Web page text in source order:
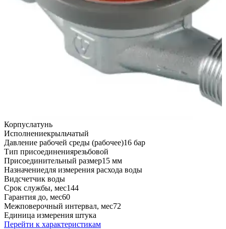
Корпуслатунь
Исполнениекрыльчатый
Давление рабочей среды (рабочее)16 бар
Тип присоединениярезьбовой
Присоединительный размер15 мм
Назначениедля измерения расхода воды
Видсчетчик воды
Срок службы, мес144
Гарантия до, мес60
Межповерочный интервал, мес72
Единица измерения штука
Перейти к характеристикам